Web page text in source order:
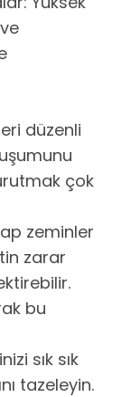
düzenli
çok
zeminler
zarar
bu
sık sık
tazeleyin.